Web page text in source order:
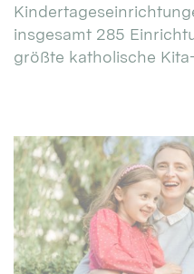
insgesamt 285
größte katholische